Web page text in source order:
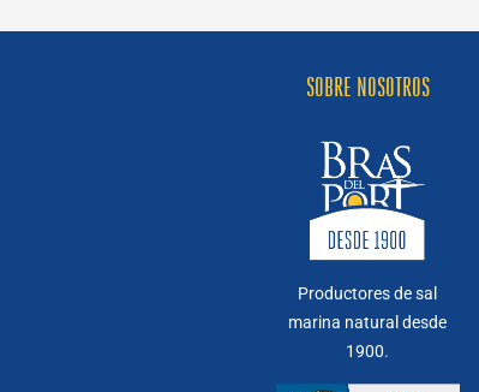
SOBRE NOSOTROS
Productores de sal
marina natural desde
1900.